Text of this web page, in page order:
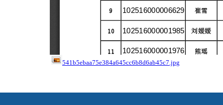
541b5ebaa75e384a645cc6b8d6ab45c7.jpg